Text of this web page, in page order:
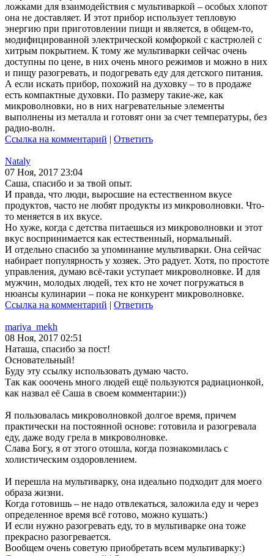
ложками для взаимодействия с мультиваркой – особых хлопот
она не доставляет. И этот прибор использует тепловую
энергию при приготовлении пищи и является, в общем-то,
модифицированной электрической комфоркой с кастрюлей с
хитрым покрытием. К тому же мультиварки сейчас очень
доступны по цене, в них очень много режимов и можно в них
и пищу разогревать, и подогревать еду для детского питания.
А если искать прибор, похожий на духовку – то в продаже
есть компактные духовки. По размеру такие-же, как
микроволновки, но в них нагревательные элементы
выполнены из металла и готовят они за счет температуры, без
радио-волн.
Ссылка на комментарий | Ответить
Nataly
07 Ноя, 2017 23:04
Саша, спасибо и за твой опыт.
И правда, что люди, выросшие на естественном вкусе
продуктов, часто не любят продукты из микроволновки. Что-
то меняется в их вкусе.
Но хуже, когда с детства питаешься из микроволновки и этот
вкус воспринимается как естественный, нормальный.
И отдельно спасибо за упоминание мультиварки. Она сейчас
набирает популярность у хозяек. Это радует. Хотя, по простоте
управления, думаю всё-таки уступает микроволновке. И для
мужчин, молодых людей, тех кто не хочет погружаться в
нюансы кулинарии – пока не конкурент микроволновке.
Ссылка на комментарий | Ответить
mariya_mekh
08 Ноя, 2017 02:51
Наташа, спасибо за пост!
Основательный!
Буду эту ссылку использовать думаю часто.
Так как ооочень много людей ещё пользуются радиационкой,
как назвал её Саша в своем комментарии:))
Я пользовалась микроволновкой долгое время, причем
практически на постоянной основе: готовила и разогревала
еду, даже воду грела в микроволновке.
Слава Богу, я от этого отошла, когда познакомилась с
холистическим оздоровлением.
И перешла на мультиварку, она идеально подходит для моего
образа жизни.
Когда готовишь – не надо отвлекаться, заложила еду и через
определенное время всё готово, можно кушать:)
И если нужно разогревать еду, то в мультиварке она тоже
прекрасно разогревается.
Вообщем очень советую приобретать всем мультиварку:)